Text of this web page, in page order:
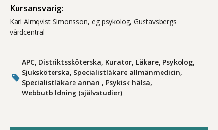
Kursansvarig:
Karl Almqvist Simonsson, leg psykolog, Gustavsbergs
vårdcentral
APC, Distriktssköterska, Kurator, Läkare, Psykolog,
Sjuksköterska, Specialistläkare allmänmedicin,
Specialistläkare annan , Psykisk hälsa,
Webbutbildning (självstudier)